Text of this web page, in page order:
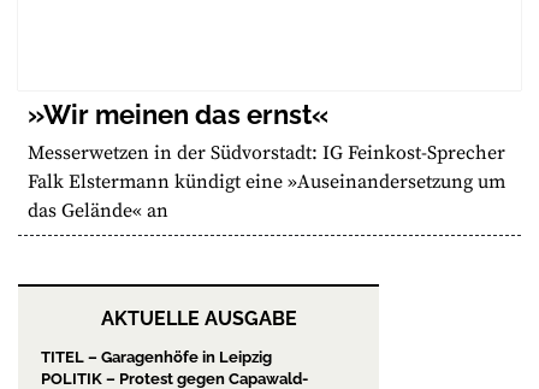
»Wir meinen das ernst«
Messerwetzen in der Südvorstadt: IG Feinkost-Sprecher
Falk Elstermann kündigt eine »Auseinandersetzung um
das Gelände« an
AKTUELLE AUSGABE
TITEL – Garagenhöfe in Leipzig
POLITIK – Protest gegen Capawald-